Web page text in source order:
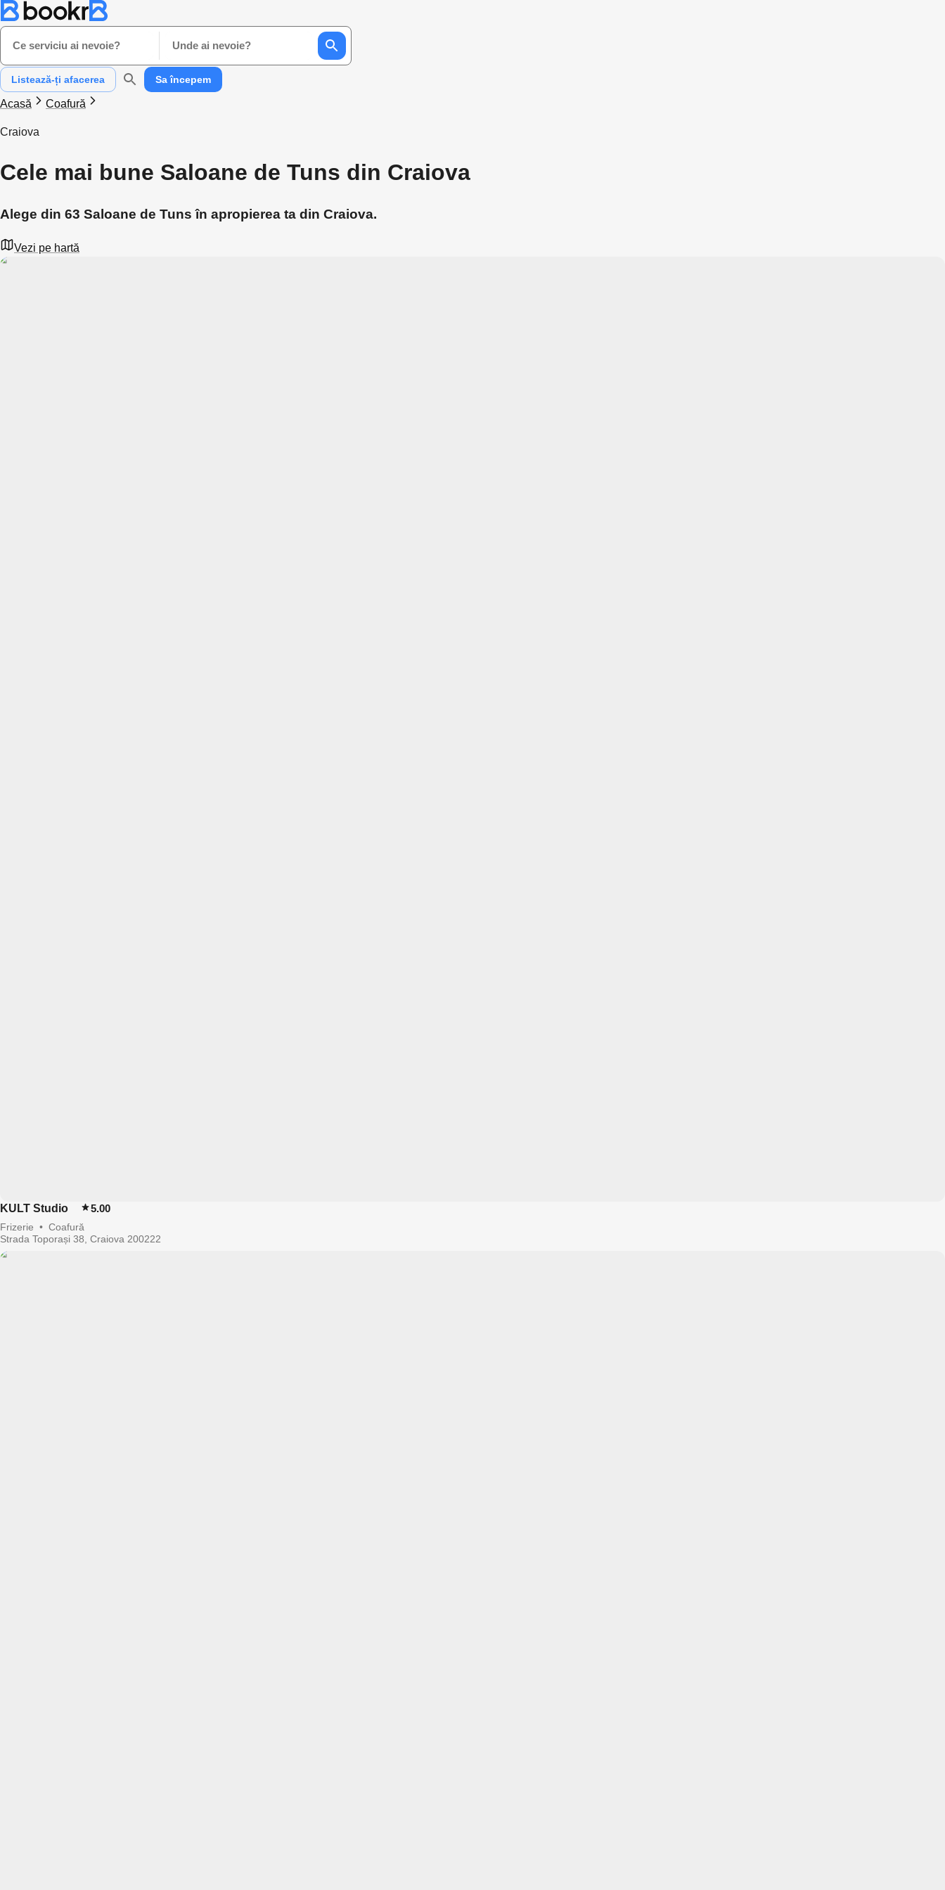
Ce serviciu ai nevoie? Unde ai nevoie?
Listează-ți afacerea Sa începem
Acasă Coafură
Craiova
Cele mai bune Saloane de Tuns din Craiova
Alege din 63 Saloane de Tuns în apropierea ta din Craiova.
Vezi pe hartă
KULT Studio 5.00
Frizerie • Coafură
Strada Toporași 38, Craiova 200222